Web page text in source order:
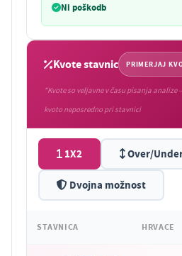
Ni poškodb
Kvote stavnic PRIMERJAJ
*Kvote so veljavne v času pisanja
kvoto neposredno pri stavnici
1X2 Over/
Dvojna možnost
STAVNICA HRVACE